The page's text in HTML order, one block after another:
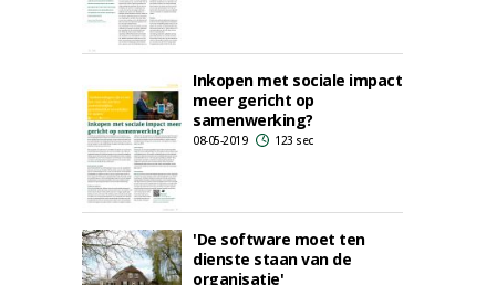
Inkopen met sociale impact
meer gericht op
samenwerking?
08-05-2019 123 sec
'De software moet ten
dienste staan van de
organisatie'